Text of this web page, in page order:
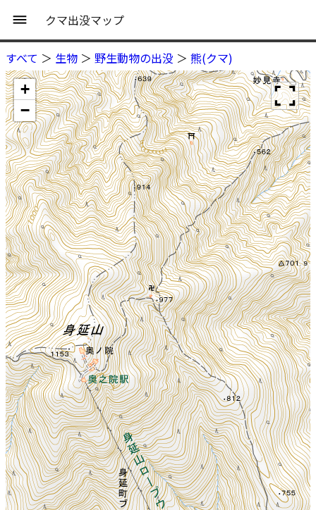
クマ出没マップ
すべて ＞ 生物 ＞ 野生動物の出没 ＞ 熊(クマ)
+
−